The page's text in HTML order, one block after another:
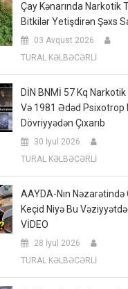
Çay Kənarında Narkotik
Bitkilər Yetişdirən Şəxs
03 Avqust 2026
TURAL KƏLBƏCƏRLİ
DİN BNMİ 57 Kq
Və 1981 Ədəd Psixotrop
Dövriyyədən Çıxarıb
30 İyul 2026
TURAL KƏLBƏCƏRLİ
AAYDA-Nın Nəzarətində
Keçid Niyə Bu
VİDEO
28 İyul 2026
TURAL KƏLBƏCƏRLİ